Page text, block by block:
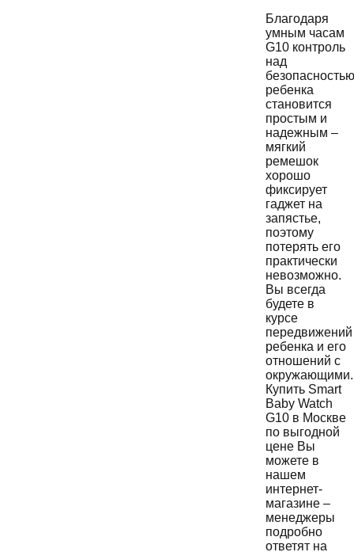
Благодаря
умным часам
G10 контроль
над
безопасностью
ребенка
становится
простым и
надежным –
мягкий
ремешок
хорошо
фиксирует
гаджет на
запястье,
поэтому
потерять его
практически
невозможно.
Вы всегда
будете в
курсе
передвижений
ребенка и его
отношений с
окружающими.
Купить Smart
Baby Watch
G10 в Москве
по выгодной
цене Вы
можете в
нашем
интернет-
магазине –
менеджеры
подробно
ответят на